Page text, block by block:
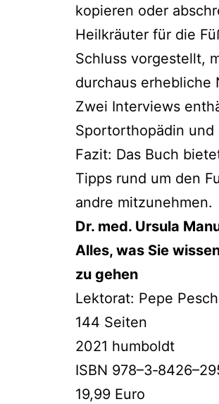
kopie­ren oder
Heilkräuter für die
Schluss vor­ge­stellt,
durch­aus erheb­li­che
Zwei Interviews
Sportorthopädin und
Fazit: Das Buch
Tipps rund um den
and­re mitzunehmen.
Dr. med. Ursula
Alles, was Sie
zu gehen
Lektorat: Pepe
144 Seiten
2021 humboldt
ISBN
19,99 Euro